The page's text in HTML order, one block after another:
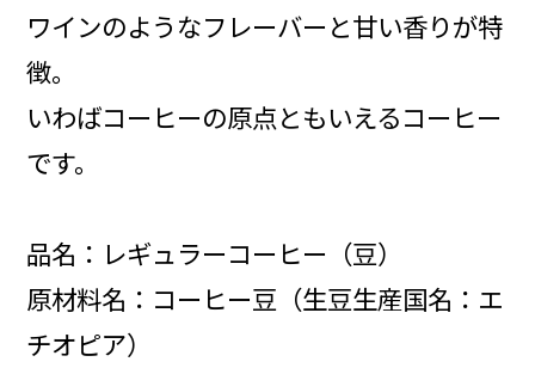
ワインのようなフレーバーと甘い香りが特
徴。
いわばコーヒーの原点ともいえるコーヒー
です。
品名：レギュラーコーヒー（豆）
原材料名：コーヒー豆（生豆生産国名：エ
チオピア）